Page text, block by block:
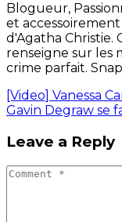
Blogueur,
et
d'Agatha Christie.
renseigne sur les
crime parfait.
[Video] Vanessa
Gavin Degraw se
Leave a Reply